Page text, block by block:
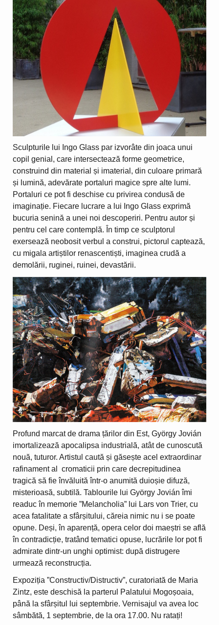
Sculpturile lui Ingo Glass par izvorâte din joaca unui
copil genial, care intersectează forme geometrice,
construind din material și imaterial, din culoare primară
și lumină, adevărate portaluri magice spre alte lumi.
Portaluri ce pot fi deschise cu privirea condusă de
imaginație. Fiecare lucrare a lui Ingo Glass exprimă
bucuria senină a unei noi descoperiri. Pentru autor și
pentru cel care contemplă. În timp ce sculptorul
exersează neobosit verbul a construi, pictorul captează,
cu migala artiștilor renascentiști, imaginea crudă a
demolării, ruginei, ruinei, devastării.
Profund marcat de drama țărilor din Est, György Jovián
imortalizează apocalipsa industrială, atât de cunoscută
nouă, tuturor. Artistul caută și găsește acel extraordinar
rafinament al cromaticii prin care decrepitudinea
tragică să fie învăluită într-o anumită duioșie difuză,
misterioasă, subtilă. Tablourile lui György Jovián îmi
readuc în memorie ”Melancholia” lui Lars von Trier, cu
acea fatalitate a sfârșitului, căreia nimic nu i se poate
opune. Deși, în aparență, opera celor doi maeștri se află
în contradicție, tratând tematici opuse, lucrările lor pot fi
admirate dintr-un unghi optimist: după distrugere
urmează reconstrucția.
Expoziția ”Constructiv/Distructiv”, curatoriată de Maria
Zintz, este deschisă la parterul Palatului Mogoșoaia,
până la sfârșitul lui septembrie. Vernisajul va avea loc
sâmbătă, 1 septembrie, de la ora 17.00. Nu ratați!